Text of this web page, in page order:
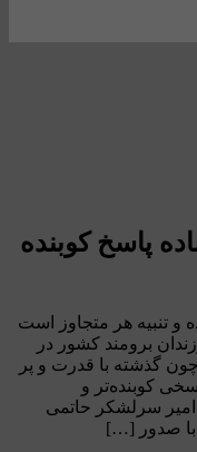
پاسخ کوبنده
و تنبیه هر متجاوز است
برومند کشور در
گذشته با قدرت و پر
کوبنده‌تر و
امیر سرلشکر حاتمی
با صدور […]